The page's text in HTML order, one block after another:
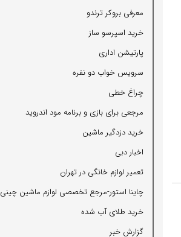
معرفی بروكر ترندو
خرید اسپرسو ساز
پارتیشن اداری
سرویس خواب دو نفره
چراغ خطی
مرجعی برای بازی و برنامه مود اندروید
خرید دزدگیر ماشین
اخبار دبی
تعمیر لوازم خانگی در تهران
چاینا استور-مرجع تخصصی لوازم ماشین چینی
خرید طلای آب شده
گزارش خبر